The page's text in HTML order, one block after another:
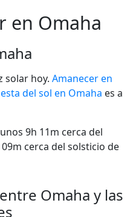
en Omaha
solar hoy. Amanecer en
del sol en Omaha es a
9h 11m cerca del
cerca del solsticio de
Omaha y las